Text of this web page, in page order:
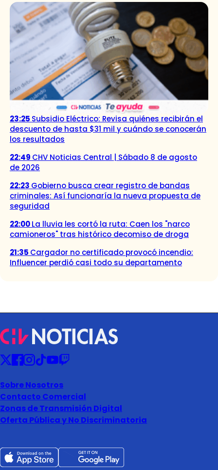
23:25 Subsidio Eléctrico: Revisa quiénes recibirán el
descuento de hasta $31 mil y cuándo se conocerán
los resultados
22:49 CHV Noticias Central | Sábado 8 de agosto
de 2026
22:23 Gobierno busca crear registro de bandas
criminales: Así funcionaría la nueva propuesta de
seguridad
22:00La lluvia les cortó la ruta: Caen los "narco
camioneros" tras histórico decomiso de droga
21:35 Cargador no certificado provocó incendio:
Influencer perdió casi todo su departamento
Sobre Nosotros
Contacto Comercial
Zonas de Transmisión Digital
Oferta Pública y No Discriminatoria